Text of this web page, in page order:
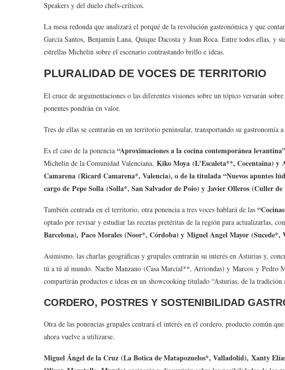
Speakers y del duelo chefs-críticos.
La mesa redonda que analizará el porqué de la revolución gastronómica y que
García Santos, Benjamín Lana, Quique Dacosta y Joan Roca. Entre todos ellas, y
estrellas Michelin sobre el escenario contrastando brillo e ideas.
PLURALIDAD DE VOCES DE TERRITORIO
El cruce de argumentaciones o las diferentes visiones sobre un tópico versarán
ponentes pondrán en valor.
Tres de ellas se centrarán en un territorio peninsular, transportando su gastronomía
Es el caso de la ponencia “Aproximaciones a la cocina contemporánea levantina”
Michelin de la Comunidad Valenciana, Kiko Moya (L’Escaleta**, Cocentaina)
Camarena (Ricard Camarena*, Valencia), o de la titulada “Nuevos apuntes
cargo de Pepe Solla (Solla*, San Salvador de Poio) y Javier Olleros (Culler
También centrada en el territorio, otra ponencia a tres voces hablará de las
optado por revisar y estudiar las recetas pretéritas de la región para actualizarlas,
Barcelona), Paco Morales (Noor*, Córdoba) y Miguel Angel Mayor (Sucede*,
Asimismo, las charlas geográficas y grupales centrarán su interés en Asturias y,
tú a tú al mundo. Nacho Manzano (Casa Marcial**, Arriondas) y Marcos y Pedro
compartirán productos e ideas en un showcooking titulado “Asturias, de la
CORDERO, POSTRES Y SOSTENIBILIDAD
Otra de las ponencias grupales centrará el interés en el cordero, producto común
ahora vuelve a utilizarse.
Miguel Ángel de la Cruz (La Botica de Matapozuelos*, Valladolid), Xanty